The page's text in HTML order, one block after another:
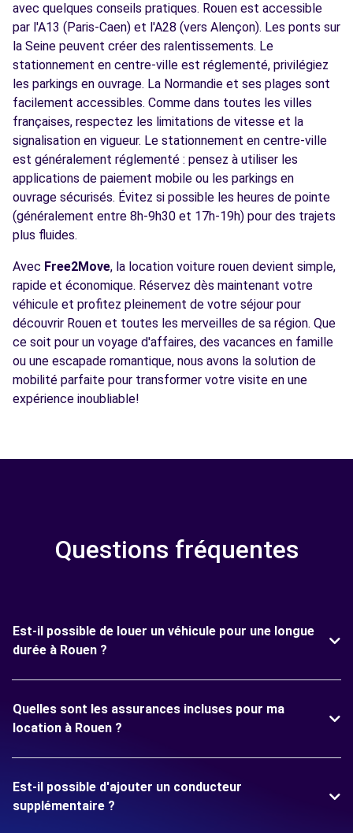
avec quelques conseils pratiques. Rouen est accessible
par l'A13 (Paris-Caen) et l'A28 (vers Alençon). Les ponts sur
la Seine peuvent créer des ralentissements. Le
stationnement en centre-ville est réglementé, privilégiez
les parkings en ouvrage. La Normandie et ses plages sont
facilement accessibles. Comme dans toutes les villes
françaises, respectez les limitations de vitesse et la
signalisation en vigueur. Le stationnement en centre-ville
est généralement réglementé : pensez à utiliser les
applications de paiement mobile ou les parkings en
ouvrage sécurisés. Évitez si possible les heures de pointe
(généralement entre 8h-9h30 et 17h-19h) pour des trajets
plus fluides.
Avec Free2Move, la location voiture rouen devient simple,
rapide et économique. Réservez dès maintenant votre
véhicule et profitez pleinement de votre séjour pour
découvrir Rouen et toutes les merveilles de sa région. Que
ce soit pour un voyage d'affaires, des vacances en famille
ou une escapade romantique, nous avons la solution de
mobilité parfaite pour transformer votre visite en une
expérience inoubliable!
Questions fréquentes
Est-il possible de louer un véhicule pour une longue
durée à Rouen ?
Quelles sont les assurances incluses pour ma
location à Rouen ?
Est-il possible d'ajouter un conducteur
supplémentaire ?